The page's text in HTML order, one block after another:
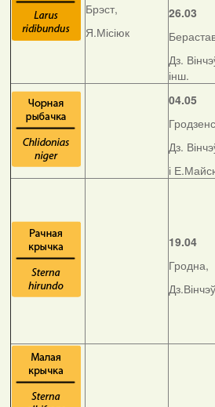
Брэст,
Я.Місіюк
26.03
Дз.
інш.
04.05
Дз.
і
19.04
Гродна,